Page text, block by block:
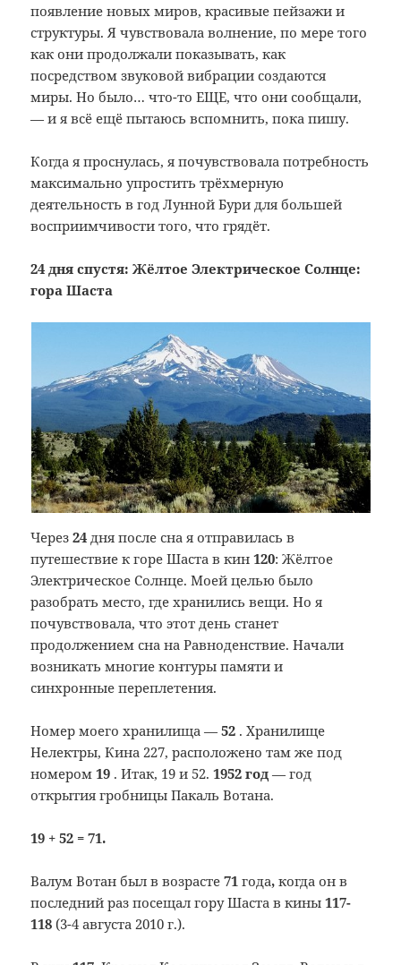
появление новых миров, красивые пейзажи и
структуры. Я чувствовала волнение, по мере того
как они продолжали показывать, как
посредством звуковой вибрации создаются
миры. Но было… что-то ЕЩЕ, что они сообщали,
— и я всё ещё пытаюсь вспомнить, пока пишу.
Когда я проснулась, я почувствовала потребность
максимально упростить трёхмерную
деятельность в год Лунной Бури для большей
восприимчивости того, что грядёт.
24 дня спустя: Жёлтое Электрическое Солнце:
гора Шаста
Через24 дня после сна я отправилась в
путешествие к горе Шаста в кин120: Жёлтое
Электрическое Солнце. Моей целью было
разобрать место, где хранились вещи. Но я
почувствовала, что этот день станет
продолжением сна на Равноденствие. Начали
возникать многие контуры памяти и
синхронные переплетения.
Номер моего хранилища —52 . Хранилище
Нелектры, Кина 227, расположено там же под
номером19 . Итак, 19 и 52.1952 год — год
открытия гробницы Пакаль Вотана.
19 + 52 = 71.
Валум Вотан был в возрасте 71 года, когда он в
последний раз посещал гору Шаста в кины117-
118 (3-4 августа 2010 г.).